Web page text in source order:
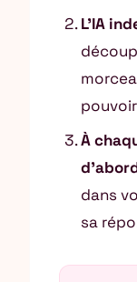
L’IA
À
dans
sa